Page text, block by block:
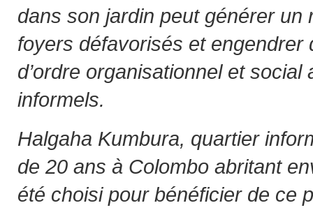
dans son jardin peut générer un
foyers défavorisés et engendrer
d’ordre organisationnel et
informels.
Halgaha Kumbura, quartier
de 20 ans à Colombo abritant
été choisi pour bénéficier de ce